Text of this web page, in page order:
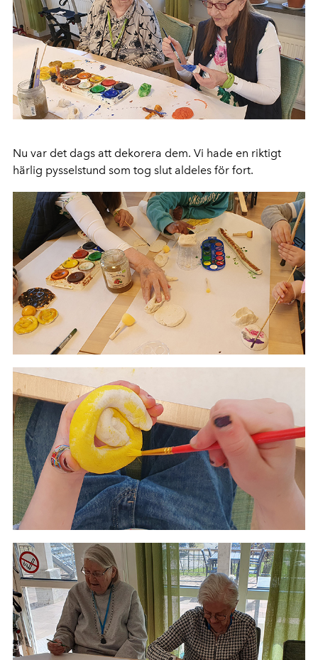
Nu var det dags att dekorera dem. Vi hade en riktigt
härlig pysselstund som tog slut aldeles för fort.